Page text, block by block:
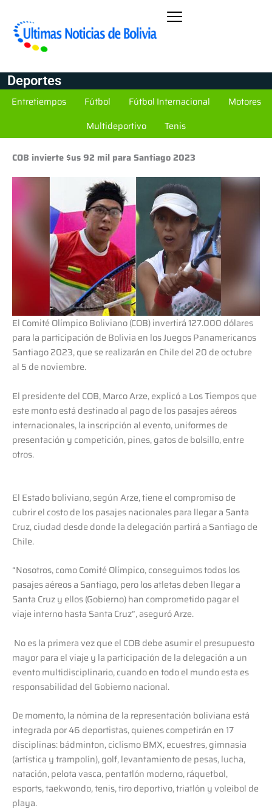
Deportes
Entretiempos Fútbol Fútbol Internacional
Motores
Multideportivo
Tenis
COB invierte $us 92 mil para Santiago 2023
El Comité Olímpico Boliviano (COB) invertirá 127.000 dólares
para la participación de Bolivia en los Juegos Panamericanos
Santiago 2023, que se realizarán en Chile del 20 de octubre
al 5 de noviembre.
El presidente del COB, Marco Arze, explicó a Los Tiempos que
este monto está destinado al pago de los pasajes aéreos
internacionales, la inscripción al evento, uniformes de
presentación y competición, pines, gatos de bolsillo, entre
otros.
El Estado boliviano, según Arze, tiene el compromiso de
cubrir el costo de los pasajes nacionales para llegar a Santa
Cruz, ciudad desde donde la delegación partirá a Santiago de
Chile.
“Nosotros, como Comité Olímpico, conseguimos todos los
pasajes aéreos a Santiago, pero los atletas deben llegar a
Santa Cruz y ellos (Gobierno) han comprometido pagar el
viaje interno hasta Santa Cruz”, aseguró Arze.
No es la primera vez que el COB debe asumir el presupuesto
mayor para el viaje y la participación de la delegación a un
evento multidisciplinario, cuando en todo el mundo esta es
responsabilidad del Gobierno nacional.
De momento, la nómina de la representación boliviana está
integrada por 46 deportistas, quienes competirán en 17
disciplinas: bádminton, ciclismo BMX, ecuestres, gimnasia
(artística y trampolín), golf, levantamiento de pesas, lucha,
natación, pelota vasca, pentatlón moderno, ráquetbol,
esports, taekwondo, tenis, tiro deportivo, triatlón y voleibol de
playa.